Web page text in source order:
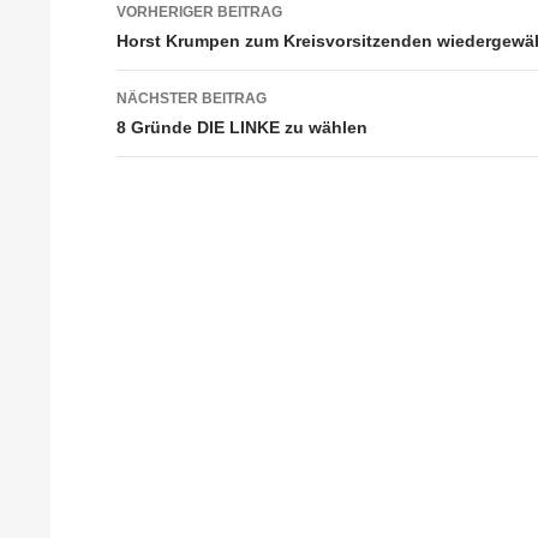
VORHERIGER BEITRAG
Horst Krumpen zum Kreisvorsitzenden
NÄCHSTER BEITRAG
8 Gründe DIE LINKE zu wählen